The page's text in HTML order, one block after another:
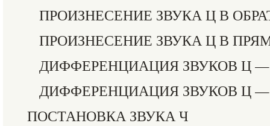
ПРОИЗНЕСЕНИЕ ЗВУКА Ц В
ПРОИЗНЕСЕНИЕ ЗВУКА Ц В
ДИФФЕРЕНЦИАЦИЯ ЗВУКОВ Ц
ДИФФЕРЕНЦИАЦИЯ ЗВУКОВ Ц
ПОСТАНОВКА ЗВУКА Ч